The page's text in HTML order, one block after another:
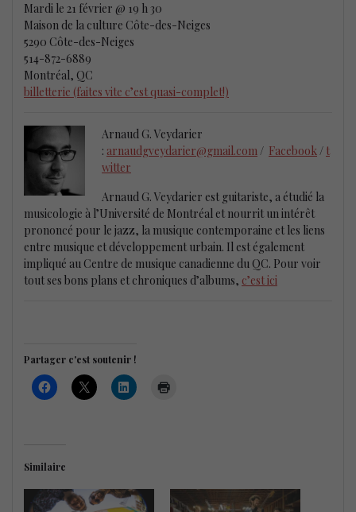
Mardi le 21 février @ 19 h 30
Maison de la culture Côte-des-Neiges
5290 Côte-des-Neiges
514-872-6889
Montréal, QC
billetterie (faites vite c’est quasi-complet!)
Arnaud G. Veydarier
: arnaudgveydarier@gmail.com/ Facebook/ t
witter
Arnaud G. Veydarier est guitariste, a étudié la
musicologie à l’Université de Montréal et nourrit un intérêt
prononcé pour le jazz, la musique contemporaine et les liens
entre musique et développement urbain. Il est également
impliqué au Centre de musique canadienne du QC. Pour voir
tout ses bons plans et chroniques d’albums, c’est ici
Partager c'est soutenir !
Similaire